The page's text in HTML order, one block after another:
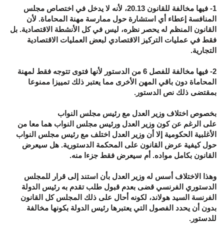
1- فيها مخالفة للقانون 20.13، لأنه لا يدخل في اختصاص مجلس
المنافسة إعطاء أي استشارة حول ممارسة مهنة المحاماة. لأن
القانون المنظم له يحصر نظره، ليس في كل الأنشطة الاقتصادية. بل
فقط في عمليات التركيز الاقتصادي لبعض العمليات الاقتصادية
التجارية.
2- فيها مخالفة للفصل 6 من الدستور لأنها فتوى تتوجه فقط لمهنة
المحاماة دون باقي المهن الأخرى مما يعتبر ذلك تمييزا ممنوعا
بمقتضى ذلك نص الدستور.
بخصوص اختلاف وزير العدل مع رئيس مجلس النواب
على الرغم عن كون وزير العدل ورئيس مجلس النواب هما معا من
الأغلبية الحكومية إلا أن وزير العدل اختلف مع رئيس مجلس النواب
حول كيفية عرض القانون على المحكمة الدستورية. هل سيعرض
القانون بكامل مواده. أم سيعرض فقط جزءا منه.
وهذا الاختلاف أسس له وزير العدل بأن استند إلى قرار للمجلس
الدستوري الفرنسي قضى بعدم قبول طلب تقدم به رئيس الدولة
الفرنسة السيد هولاند، لكونه أحال على ذلك المجلس كل القانون
بدون أن يحدد الفصول التي يعتبرها رئيس الدولة بكونها مخالفة
للدستور.